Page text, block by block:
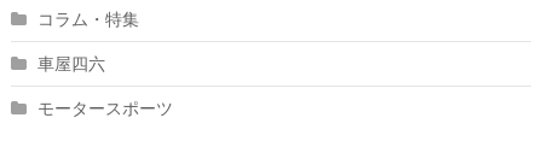
コラム・特集
車屋四六
モータースポーツ